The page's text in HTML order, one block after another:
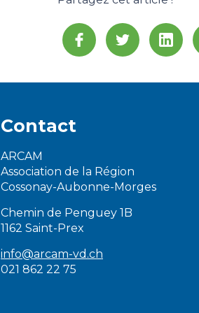
Contact
ARCAM
Association de la Région
Cossonay-Aubonne-Morges
Chemin de Penguey 1B
1162 Saint-Prex
info@arcam-vd.ch
021 862 22 75